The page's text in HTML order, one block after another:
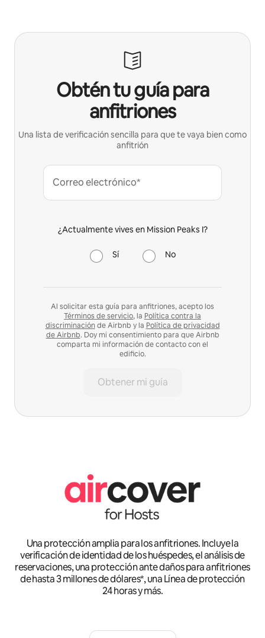
Obtén tu guía para
anfitriones
Una lista de verificación sencilla para que te vaya bien como
anfitrión
Correo electrónico*
¿Actualmente vives en Mission Peaks I?
Sí No
Al solicitar esta guía para anfitriones, acepto los
Términos de servicio, la Política contra la
discriminación de Airbnb y la Política de privacidad
de Airbnb. Doy mi consentimiento para que Airbnb
comparta mi información de contacto con el
edificio.
Obtener mi guía
Una protección amplia para los anfitriones. Incluye la
verificación de identidad de los huéspedes, el análisis de
reservaciones, una protección ante daños para anfitriones
de hasta 3 millones de dólares*, una Línea de protección
24 horas y más.